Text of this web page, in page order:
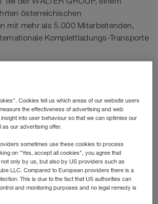
österreichischen
mit mehr als 5.000 Mitarbeitenden,
Komplettladungs-Transporte
und Fachhochschulen
international ausgerichteter
die Chance, ihr mehrmonatiges
einem unserer beiden Standorte zu
Cookies tell us which areas of our website users
the effectiveness of advertising and web
into user behaviour so that we can optimise our
as our advertising offer.
sometimes use these cookies to process
on "Yes, accept all cookies", you agree that
only by us, but also by US providers such as
LLC. Compared to European providers there is a
This is due to the fact that US authorities can
and monitoring purposes and no legal remedy is